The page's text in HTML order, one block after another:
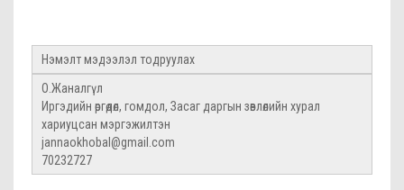
Нэмэлт мэдээлэл тодруулах
О.Жаналгүл
Иргэдийн өргөдөл, гомдол, Засаг даргын зөвлөлийн хурал
хариуцсан мэргэжилтэн
jannaokhobal@gmail.com
70232727